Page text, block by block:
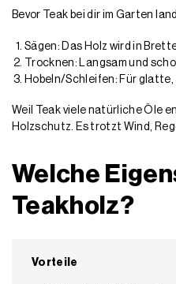
Bevor Teak bei dir im Garten
Sägen: Das Holz wird in
Trocknen: Langsam und
Hobeln/Schleifen: Für
Weil Teak viele natürliche Öle
Holzschutz. Es trotzt Wind,
Welche
Teakholz?
Vorteile